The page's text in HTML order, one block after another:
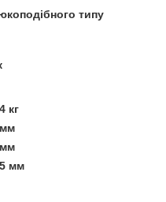
типу
кг
мм